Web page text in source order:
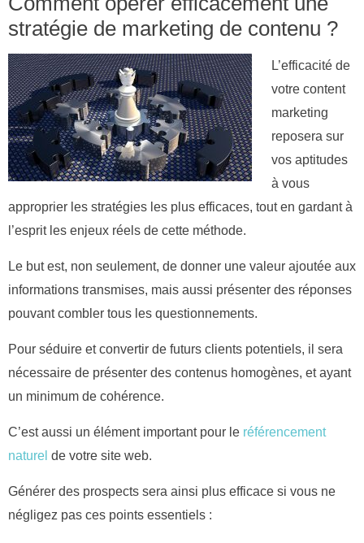
stratégie de marketing de contenu ?
L’efficacité de
votre content
marketing
reposera sur
vos aptitudes
à vous
approprier les stratégies les plus efficaces, tout en gardant à
l’esprit les enjeux réels de cette méthode.
Le but est, non seulement, de donner une valeur ajoutée aux
informations transmises, mais aussi présenter des réponses
pouvant combler tous les questionnements.
Pour séduire et convertir de futurs clients potentiels, il sera
nécessaire de présenter des contenus homogènes, et ayant
un minimum de cohérence.
C’est aussi un élément important pour le référencement
naturel de votre site web.
Générer des prospects sera ainsi plus efficace si vous ne
négligez pas ces points essentiels :